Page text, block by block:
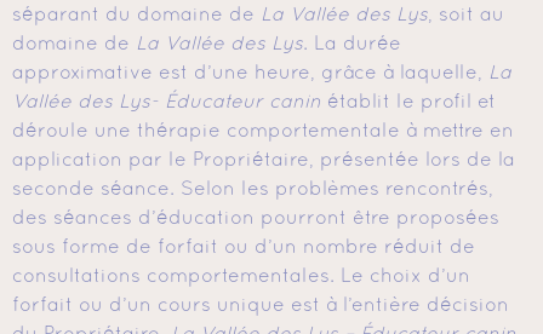
séparant du domaine de La Vallée des Lys , soit au
domaine de La Vallée des Lys . La durée
approximative est d’une heure, grâce à laquelle,
La
Vallée des Lys- Éducateur canin établit le profil et
déroule une thérapie comportementale à mettre en
application par le Propriétaire, présentée lors de la
seconde séance. Selon les problèmes rencontrés,
des séances d’éducation pourront être proposées
sous forme de forfait ou d’un nombre réduit de
consultations comportementales. Le choix d’un
forfait ou d’un cours unique est à l’entière décision